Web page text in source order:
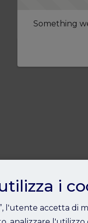
Something
i
l'utente accetta di